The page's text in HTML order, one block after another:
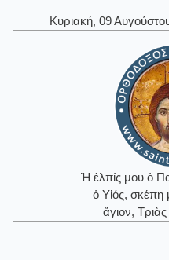
Κυριακή, 09
Ἡ ἐλπίς μου ὁ
ὁ Υἱός, σκέπη
ἅγιον,